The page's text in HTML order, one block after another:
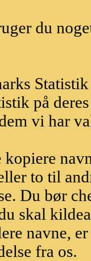
du
på
vi har
kopiere
to til
Du bør
skal
navne,
fra os.